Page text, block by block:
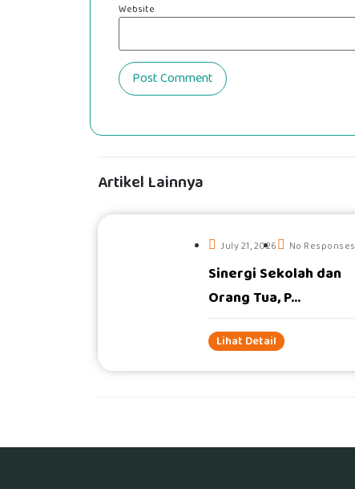
Website
Artikel Lainnya
July 21, 2026 No Responses
Sinergi Sekolah dan
Orang Tua, P...
Lihat Detail